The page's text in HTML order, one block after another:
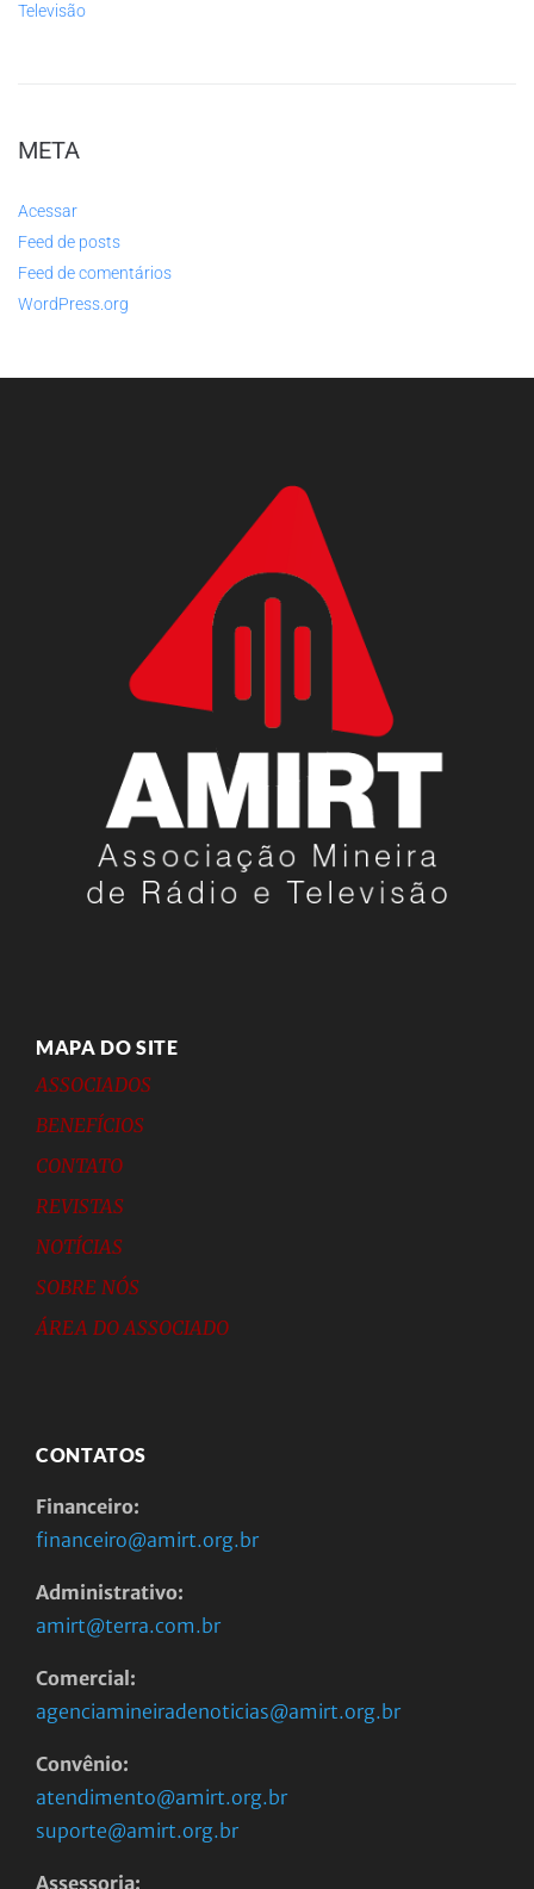
Televisão
META
Acessar
Feed de posts
Feed de comentários
WordPress.org
MAPA DO SITE
ASSOCIADOS
BENEFÍCIOS
CONTATO
REVISTAS
NOTÍCIAS
SOBRE NÓS
ÁREA DO ASSOCIADO
CONTATOS
Financeiro:
financeiro@amirt.org.br
Administrativo:
amirt@terra.com.br
Comercial:
agenciamineiradenoticias@amirt.org.br
Convênio:
atendimento@amirt.org.br
suporte@amirt.org.br
Assessoria: